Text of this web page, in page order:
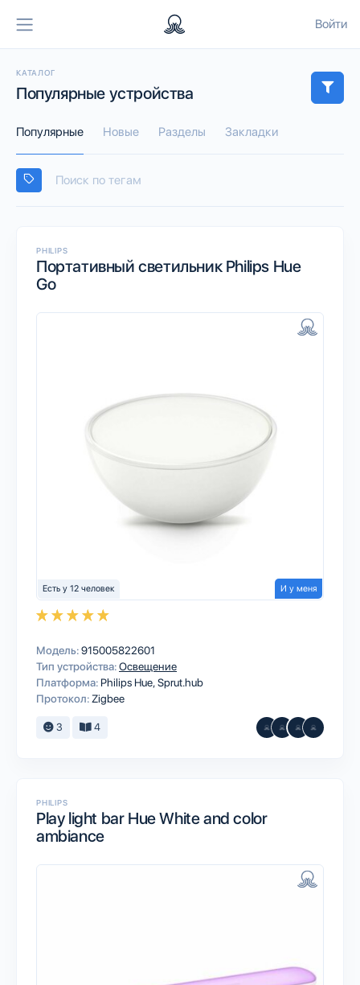
Войти
КАТАЛОГ
Популярные устройства
Популярные Новые Разделы Закладки
PHILIPS
Портативный светильник Philips Hue
Go
Есть у 12 человек И у меня
Модель:915005822601
Тип устройства:Освещение
Платформа: Philips HueSprut.hub
Протокол: Zigbee
3 4
PHILIPS
Play light bar Hue White and color
ambiance